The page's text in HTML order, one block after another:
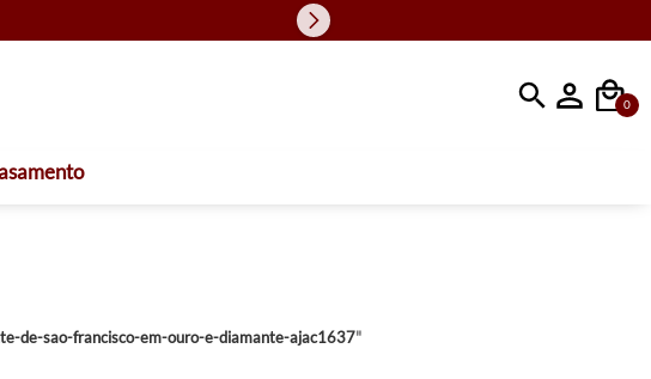
Faça sua busca
0
de-sao-francisco-em-ouro-e-diamante-ajac1637"